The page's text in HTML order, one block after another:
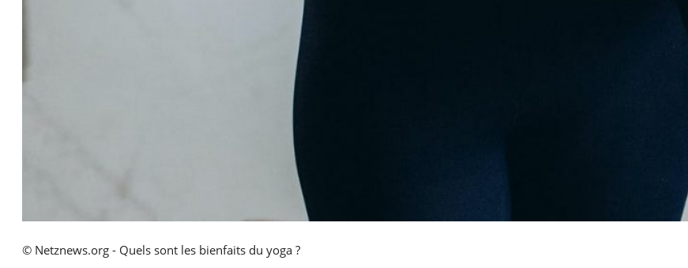
© Netznews.org - Quels sont les bienfaits du yoga ?